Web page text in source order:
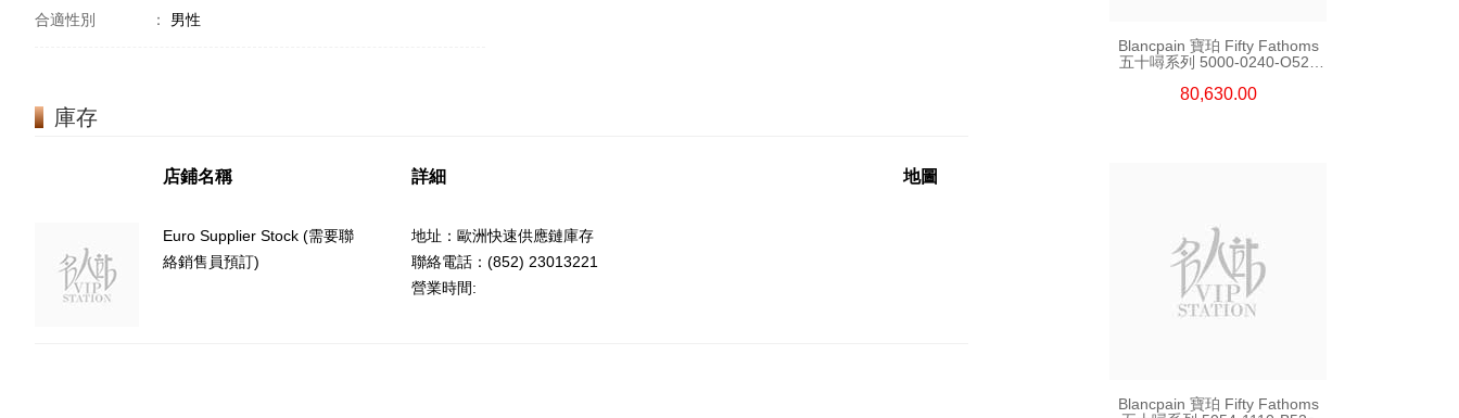
合適性別 ： 男性
庫存
店鋪名稱 詳細 地圖
Euro Supplier Stock (需要聯
絡銷售員預訂)
地址：歐洲快速供應鏈庫存
聯絡電話：(852) 23013221
營業時間:
Blancpain 寶珀 Fifty Fathoms
五十噚系列 5000-0240-O52a
80,630.00
Blancpain 寶珀 Fifty Fathoms